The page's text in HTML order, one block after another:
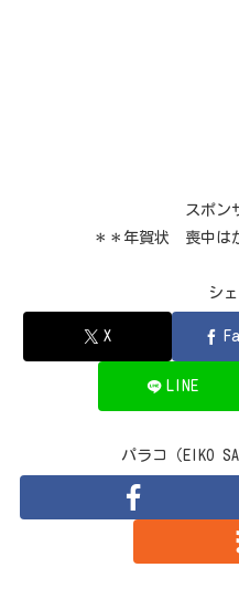
スポン
＊＊年賀状 喪中は
シ
X
LINE
パラコ（EIKO